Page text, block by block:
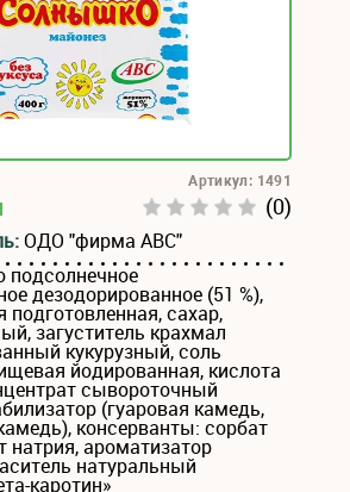
(0)
Артикул: 1491
ОДО "фирма АВС"
подсолнечное
дезодорированное (51 %),
подготовленная, сахар,
загуститель крахмал
кукурузный, соль
йодированная, кислота
сывороточный
(гуаровая камедь,
консерванты: сорбат
натрия, ароматизатор
натуральный
каротин»